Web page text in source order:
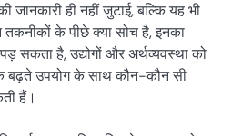
ही नहीं जुटाई, बल्कि यह भी
के पीछे क्या सोच है, इनका
सकता है, उद्योगों और अर्थव्यवस्था को
बढ़ते उपयोग के साथ कौन-कौन सी
हैं।